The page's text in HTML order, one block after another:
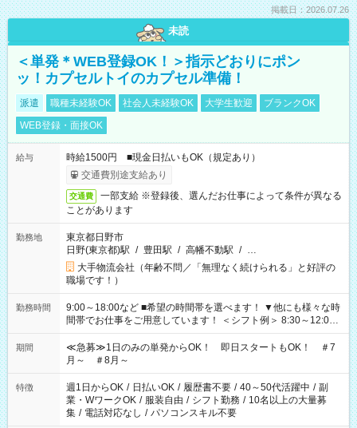
掲載日：2026.07.26
未読
＜単発＊WEB登録OK！＞指示どおりにポン
ッ！カプセルトイのカプセル準備！
派遣 職種未経験OK 社会人未経験OK 大学生歓迎
ブランクOK
WEB登録・面接OK
給与
時給1500円 ■現金日払いもOK（規定あり）
交通費別途支給あり
交通費
一部支給 ※登録後、選んだお仕事によって条件が異なる
ことがあります
勤務地
東京都日野市
日野(東京都)駅 / 豊田駅 / 高幡不動駅 / …
大手物流会社（年齢不問／「無理なく続けられる」と好評の
職場です！）
勤務時間
9:00～18:00など ■希望の時間帯を選べます！ ▼他にも様々な時
間帯でお仕事をご用意しています！ ＜シフト例＞ 8:30～12:00
17:00～22:00 13:00～22:00 22:00～翌6:00 など
期間
≪急募≫1日のみの単発からOK！ 即日スタートもOK！ ＃7
月～ ＃8月～
特徴 週1日からOK / 日払いOK / 履歴書不要 / 40～50代活躍中 / 副
業・WワークOK / 服装自由 / シフト勤務 / 10名以上の大量募
集 / 電話対応なし / パソコンスキル不要